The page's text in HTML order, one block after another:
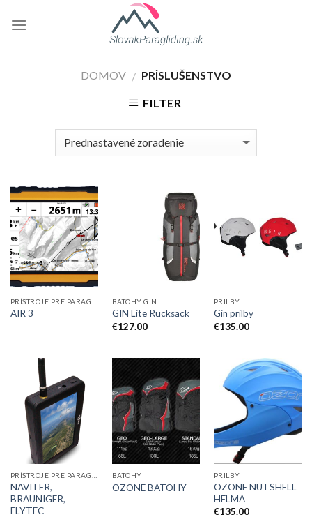
DOMOV / PRÍSLUŠENSTVO
FILTER
AIR 3
BATOHY GIN
GIN Lite Rucksack
€127.00
PRILBY
Gin prilby
€135.00
NAVITER,
BRAUNIGER,
FLYTEC
BATOHY
OZONE BATOHY
PRILBY
OZONE NUTSHELL
HELMA
€135.00